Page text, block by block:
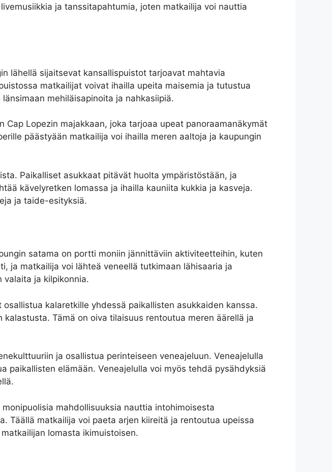
ja tanssitapahtumia, joten matkailija voi nauttia
lähellä sijaitsevat kansallispuistot tarjoavat mahtavia
matkailijat voivat ihailla upeita maisemia ja tutustua
mehiläisapinoita ja nahkasiipiä.
Lopezin majakkaan, joka tarjoaa upeat panoraamanäkymät
päästyään matkailija voi ihailla meren aaltoja ja kaupungin
Paikalliset asukkaat pitävät huolta ympäristöstään, ja
kävelyretken lomassa ja ihailla kauniita kukkia ja kasveja.
ja taide-esityksiä.
satama on portti moniin jännittäviin aktiviteetteihin, kuten
ja matkailija voi lähteä veneellä tutkimaan lähisaaria ja
valaita ja kilpikonnia.
kalaretkille yhdessä paikallisten asukkaiden kanssa.
Tämä on oiva tilaisuus rentoutua meren äärellä ja
ja osallistua perinteiseen veneajeluun. Veneajelulla
paikallisten elämään. Veneajelulla voi myös tehdä pysähdyksiä
mahdollisuuksia nauttia intohimoisesta
Täällä matkailija voi paeta arjen kiireitä ja rentoutua upeissa
lomasta ikimuistoisen.